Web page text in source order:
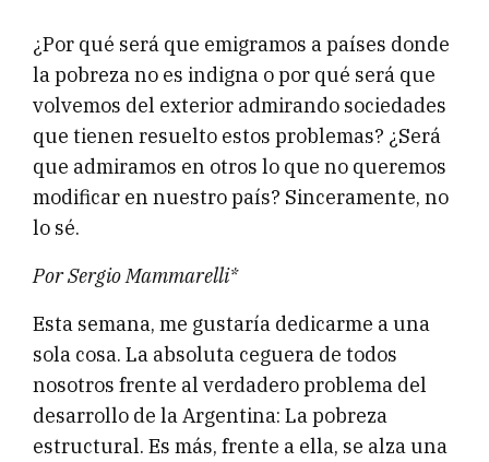
¿Por qué será que emigramos a países donde
la pobreza no es indigna o por qué será que
volvemos del exterior admirando sociedades
que tienen resuelto estos problemas? ¿Será
que admiramos en otros lo que no queremos
modificar en nuestro país? Sinceramente, no
lo sé.
Por Sergio Mammarelli*
Esta semana, me gustaría dedicarme a una
sola cosa. La absoluta ceguera de todos
nosotros frente al verdadero problema del
desarrollo de la Argentina: La pobreza
estructural. Es más, frente a ella, se alza una